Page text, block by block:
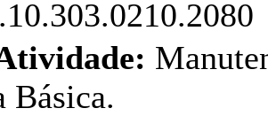
Básica.